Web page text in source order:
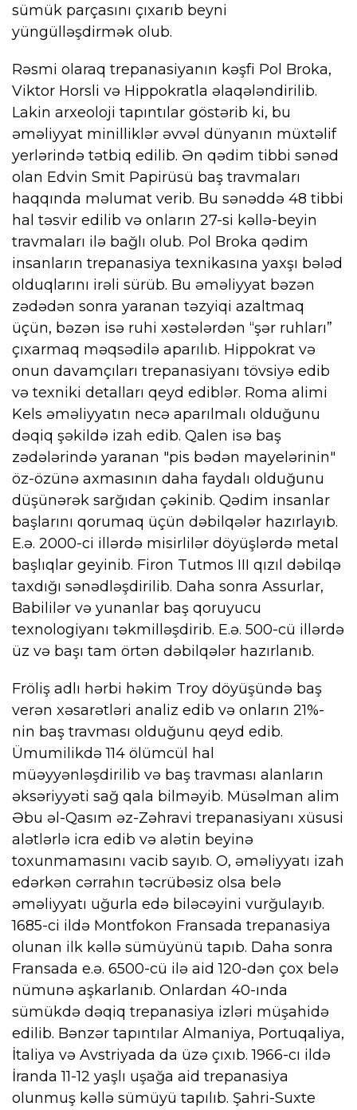
sümük parçasını çıxarıb beyni
yüngülləşdirmək olub.
Rəsmi olaraq trepanasiyanın kəşfi Pol Broka,
Viktor Horsli və Hippokratla əlaqələndirilib.
Lakin arxeoloji tapıntılar göstərib ki, bu
əməliyyat minilliklər əvvəl dünyanın müxtəlif
yerlərində tətbiq edilib. Ən qədim tibbi sənəd
olan Edvin Smit Papirüsü baş travmaları
haqqında məlumat verib. Bu sənəddə 48 tibbi
hal təsvir edilib və onların 27-si kəllə-beyin
travmaları ilə bağlı olub. Pol Broka qədim
insanların trepanasiya texnikasına yaxşı bələd
olduqlarını irəli sürüb. Bu əməliyyat bəzən
zədədən sonra yaranan təzyiqi azaltmaq
üçün, bəzən isə ruhi xəstələrdən “şər ruhları”
çıxarmaq məqsədilə aparılıb. Hippokrat və
onun davamçıları trepanasiyanı tövsiyə edib
və texniki detalları qeyd ediblər. Roma alimi
Kels əməliyyatın necə aparılmalı olduğunu
dəqiq şəkildə izah edib. Qalen isə baş
zədələrində yaranan "pis bədən mayelərinin"
öz-özünə axmasının daha faydalı olduğunu
düşünərək sarğıdan çəkinib. Qədim insanlar
başlarını qorumaq üçün dəbilqələr hazırlayıb.
E.ə. 2000-ci illərdə misirlilər döyüşlərdə metal
başlıqlar geyinib. Firon Tutmos III qızıl dəbilqə
taxdığı sənədləşdirilib. Daha sonra Assurlar,
Babililər və yunanlar baş qoruyucu
texnologiyanı təkmilləşdirib. E.ə. 500-cü illərdə
üz və başı tam örtən dəbilqələr hazırlanıb.
Fröliş adlı hərbi həkim Troy döyüşündə baş
verən xəsarətləri analiz edib və onların 21%-
nin baş travması olduğunu qeyd edib.
Ümumilikdə 114 ölümcül hal
müəyyənləşdirilib və baş travması alanların
əksəriyyəti sağ qala bilməyib. Müsəlman alim
Əbu əl-Qasım əz-Zəhravi trepanasiyanı xüsusi
alətlərlə icra edib və alətin beyinə
toxunmamasını vacib sayıb. O, əməliyyatı izah
edərkən cərrahın təcrübəsiz olsa belə
əməliyyatı uğurla edə biləcəyini vurğulayıb.
1685-ci ildə Montfokon Fransada trepanasiya
olunan ilk kəllə sümüyünü tapıb. Daha sonra
Fransada e.ə. 6500-cü ilə aid 120-dən çox belə
nümunə aşkarlanıb. Onlardan 40-ında
sümükdə dəqiq trepanasiya izləri müşahidə
edilib. Bənzər tapıntılar Almaniya, Portuqaliya,
İtaliya və Avstriyada da üzə çıxıb. 1966-cı ildə
İranda 11-12 yaşlı uşağa aid trepanasiya
olunmuş kəllə sümüyü tapılıb. Şahri-Suxte